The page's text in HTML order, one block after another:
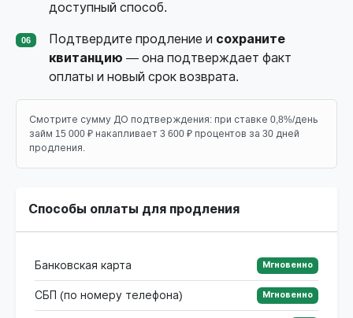
доступный способ.
06 Подтвердите продление и сохраните
квитанцию — она подтверждает факт
оплаты и новый срок возврата.
Смотрите сумму ДО подтверждения: при ставке 0,8%/день
займ 15 000 ₽ накапливает 3 600 ₽ процентов за 30 дней
продления.
Способы оплаты для продления
Банковская карта Мгновенно
СБП (по номеру телефона) Мгновенно